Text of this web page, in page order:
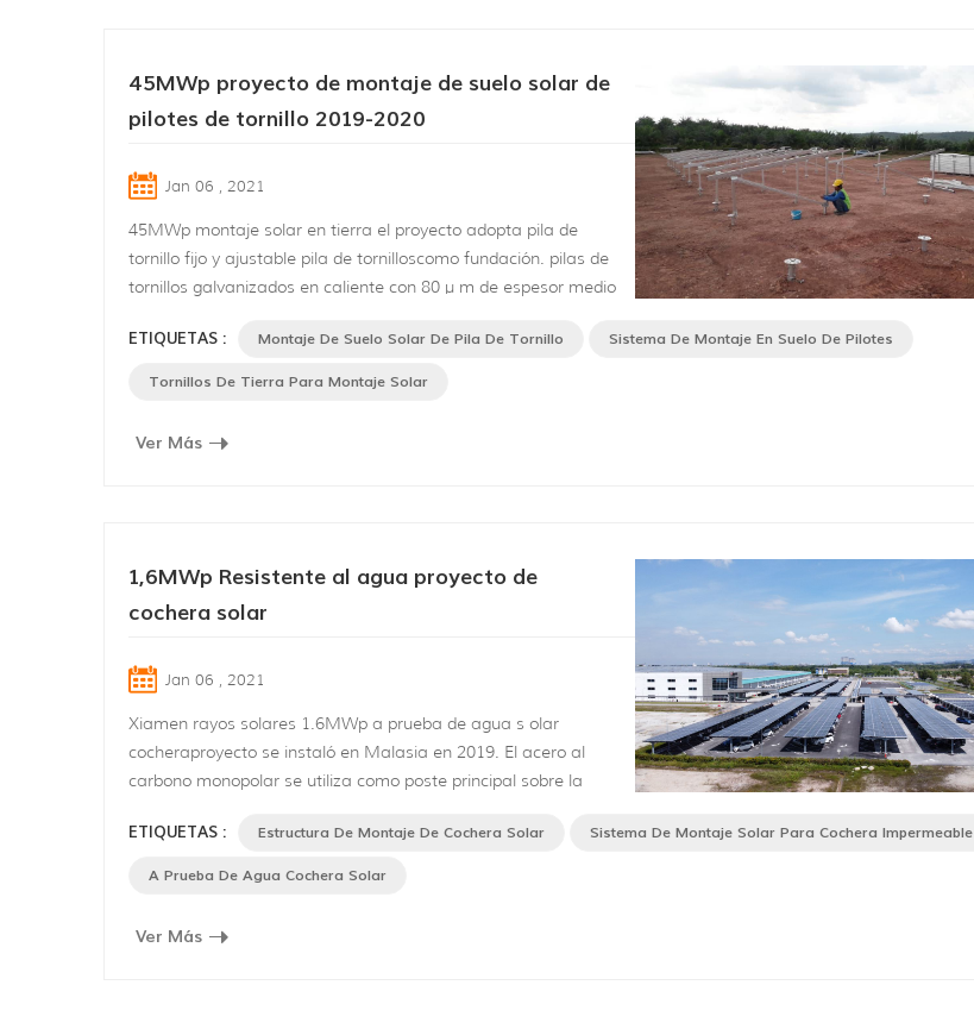
45MWp proyecto de montaje de suelo solar de
pilotes de tornillo 2019-2020
Jan 06 , 2021
45MWp montaje solar en tierra el proyecto adopta pila de
tornillo fijo y ajustable pila de tornilloscomo fundación. pilas de
tornillos galvanizados en caliente con 80 μ m de espesor medio
que son anticorrosión y antioxidante . sin pozos de excavación,
sin vertido de cemento, poca vibración y ruido hace que se
ETIQUETAS : Montaje De Suelo Solar De Pila De Tornillo Sistema De Montaje En Suelo De Pilotes
Tornillos De Tierra Para Montaje Solar
Ver Más
1,6MWp Resistente al agua proyecto de
cochera solar
Jan 06 , 2021
Xiamen rayos solares 1.6MWp a prueba de agua s olar
cocheraproyecto se instaló en Malasia en 2019. El acero al
carbono monopolar se utiliza como poste principal sobre la
estructura del techo. Este es un estructural impermeable
techosistema, que consiste en el carril principal, carril
ETIQUETAS : Estructura De Montaje De Cochera Solar Sistema De Montaje Solar Para Cochera Impermeable
A Prueba De Agua Cochera Solar
Ver Más